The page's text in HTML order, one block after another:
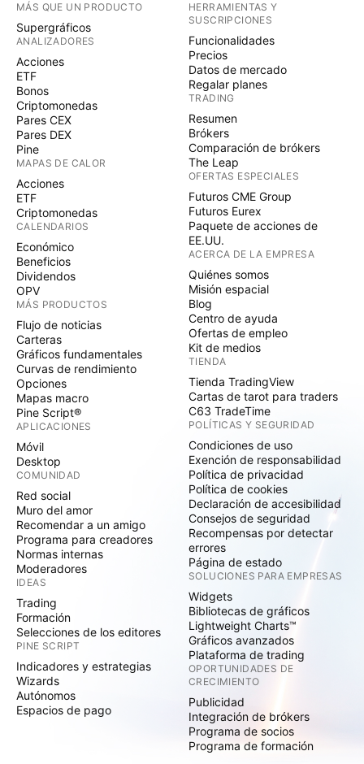
MÁS QUE UN PRODUCTO
Supergráficos
ANALIZADORES
Acciones
ETF
Bonos
Criptomonedas
Pares CEX
Pares DEX
Pine
MAPAS DE CALOR
Acciones
ETF
Criptomonedas
CALENDARIOS
Económico
Beneficios
Dividendos
OPV
MÁS PRODUCTOS
Flujo de noticias
Carteras
Gráficos fundamentales
Curvas de rendimiento
Opciones
Mapas macro
Pine Script®
APLICACIONES
Móvil
Desktop
COMUNIDAD
Red social
Muro del amor
Recomendar a un amigo
Programa para creadores
Normas internas
Moderadores
IDEAS
Trading
Formación
Selecciones de los editores
PINE SCRIPT
Indicadores y estrategias
Wizards
Autónomos
Espacios de pago
HERRAMIENTAS Y
SUSCRIPCIONES
Funcionalidades
Precios
Datos de mercado
Regalar planes
TRADING
Resumen
Brókers
Comparación de brókers
The Leap
OFERTAS ESPECIALES
Futuros CME Group
Futuros Eurex
Paquete de acciones de
EE.UU.
ACERCA DE LA EMPRESA
Quiénes somos
Misión espacial
Blog
Centro de ayuda
Ofertas de empleo
Kit de medios
TIENDA
Tienda TradingView
Cartas de tarot para traders
C63 TradeTime
POLÍTICAS Y SEGURIDAD
Condiciones de uso
Exención de responsabilidad
Política de privacidad
Política de cookies
Declaración de accesibilidad
Consejos de seguridad
Recompensas por detectar
errores
Página de estado
SOLUCIONES PARA EMPRESAS
Widgets
Bibliotecas de gráficos
Lightweight Charts™
Gráficos avanzados
Plataforma de trading
OPORTUNIDADES DE
CRECIMIENTO
Publicidad
Integración de brókers
Programa de socios
Programa de formación